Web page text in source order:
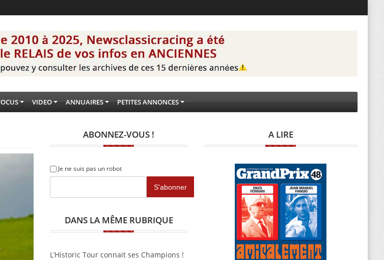
VIDEO ANNUAIRES PETITES ANNONCES
ABONNEZ-VOUS !
Je ne suis pas un robot
DANS LA MÊME RUBRIQUE
L’Historic Tour connait ses Champions !
A LIRE